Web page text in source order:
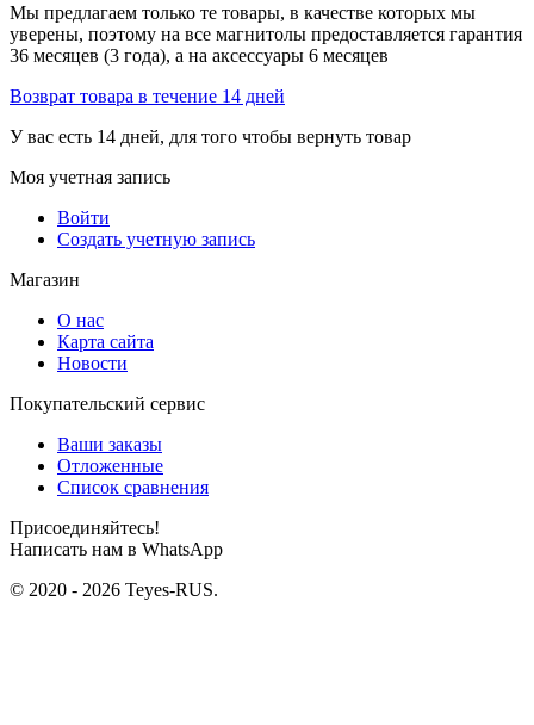
Мы предлагаем только те товары, в качестве которых мы
уверены, поэтому на все магнитолы предоставляется гарантия
36 месяцев (3 года), а на аксессуары 6 месяцев
Возврат товара в течение 14 дней
У вас есть 14 дней, для того чтобы вернуть товар
Моя учетная запись
Войти
Создать учетную запись
Магазин
О нас
Карта сайта
Новости
Покупательский сервис
Ваши заказы
Отложенные
Список сравнения
Присоединяйтесь!
Написать нам в WhatsApp
© 2020 - 2026 Teyes-RUS.